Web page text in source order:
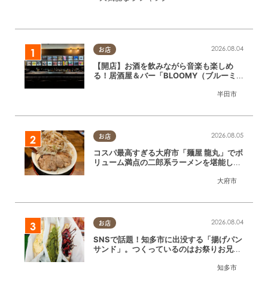
お店
半田市
2026.08.04
【開店】お酒を飲みながら音楽も楽しめ
る！居酒屋＆バー「BLOOMY（ブルーミ
お店
大府市
2026.08.05
コスパ最高すぎる大府市「麺屋 龍丸」でボ
リューム満点の二郎系ラーメンを堪能して
お店
知多市
2026.08.04
SNSで話題！知多市に出没する「揚げパン
サンド」。つくっているのはお祭りお兄さ